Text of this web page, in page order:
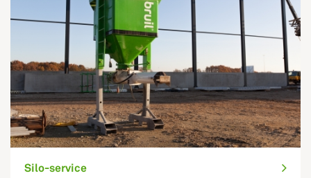
Silo-service